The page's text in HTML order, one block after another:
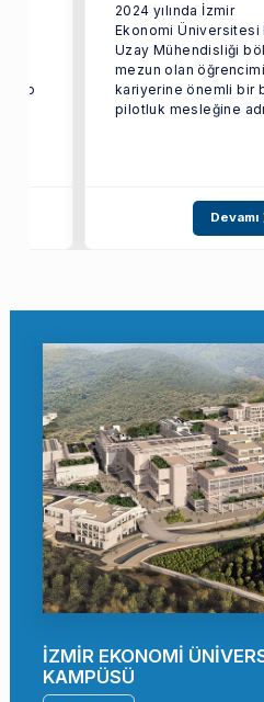
2024 yılında İzmir
Ekonomi Üniversitesi
Uzay Mühendisliği
mezun olan
kariyerine önemli bir
pilotluk mesleğine
Devamı
İZMİR EKONOMİ
KAMPÜSÜ